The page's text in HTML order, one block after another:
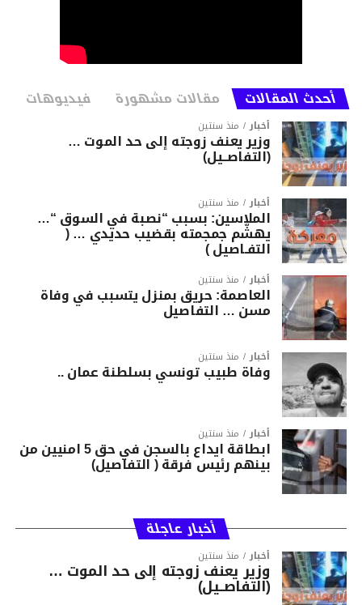
أحدث المقالات مقالات مشهورة فيديوهات
أخبار منذ سنتين
وزير يعنف زوجته إلى حد الموت …
(التفاصــيل)
أخبار منذ سنتين
الملاسين: بسبب “نصبة في السوق “…
يهشّم جمجمته بقضيب حديدي … (
التفـاصيل )
أخبار منذ سنتين
العاصمة: حريق بمنزل يتسبب في وفاة
مسن … التفاصيل
أخبار منذ سنتين
وفاة طبيب تونسي بسلطنة عمان ..
أخبار منذ سنتين
ابطاقة ايداع بالسجن في حق 5 امنيين من
بينهم رئيس فرقة ( التفاصيل)
أخبار عاجلة
أخبار منذ سنتين
وزير يعنف زوجته إلى حد الموت …
(التفاصــيل)